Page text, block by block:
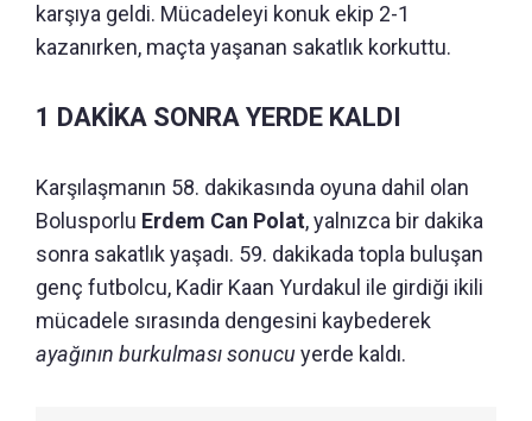
karşıya geldi. Mücadeleyi konuk ekip 2-1
kazanırken, maçta yaşanan sakatlık korkuttu.
1 DAKİKA SONRA YERDE KALDI
Karşılaşmanın 58. dakikasında oyuna dahil olan
Bolusporlu Erdem Can Polat, yalnızca bir dakika
sonra sakatlık yaşadı. 59. dakikada topla buluşan
genç futbolcu, Kadir Kaan Yurdakul ile girdiği ikili
mücadele sırasında dengesini kaybederek
ayağının burkulması sonucu yerde kaldı.